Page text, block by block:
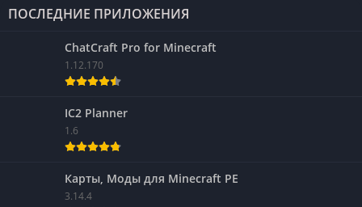
ПОСЛЕДНИЕ ПРИЛОЖЕНИЯ
ChatCraft Pro for Minecraft
1.12.170
IC2 Planner
1.6
Карты, Моды для Minecraft PE
3.14.4